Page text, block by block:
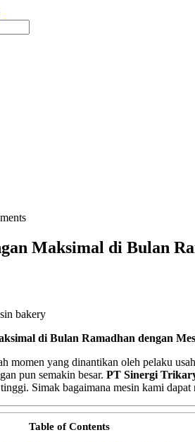
Maksimal di Bulan
di Bulan Ramadhan dengan
momen yang dinantikan oleh pelaku
pun semakin besar. PT Sinergi
Simak bagaimana mesin kami
Table of Contents